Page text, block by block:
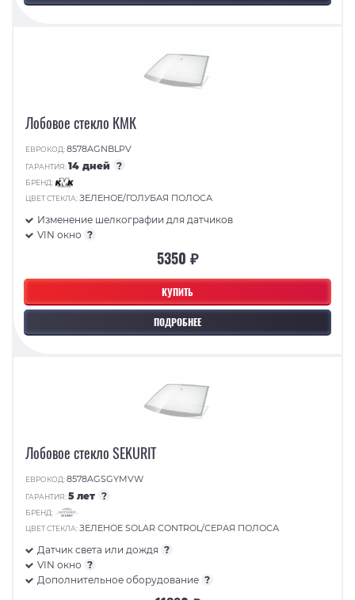
КУПИТЬ
ПОДРОБНЕЕ
Лобовое стекло КМК
ЕВРОКОД:8578AGNBLPV
ГАРАНТИЯ:14 дней ?
БРЕНД:
ЦВЕТ СТЕКЛА:ЗЕЛЕНОЕ/ГОЛУБАЯ ПОЛОСА
Изменение шелкографии для датчиков
VIN окно ?
5350 ₽
Лобовое стекло SEKURIT
ЕВРОКОД:8578AGSGYMVW
ГАРАНТИЯ:5 лет ?
БРЕНД:
ЦВЕТ СТЕКЛА:ЗЕЛЕНОЕ SOLAR CONTROL/СЕРАЯ ПОЛОСА
Датчик света или дождя ?
VIN окно ?
Дополнительное оборудование ?